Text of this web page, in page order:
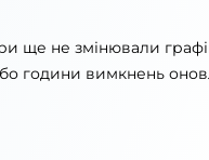
ще не змінювали
години вимкнень